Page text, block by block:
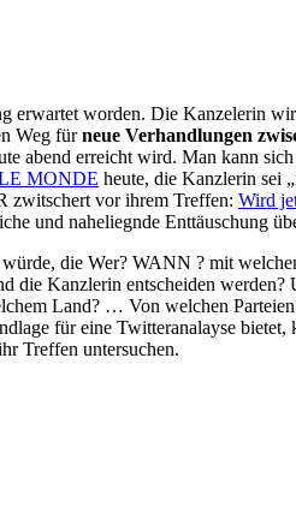
worden. Die Kanzelerin
Weg fürneue Verhandlungen
abend erreicht wird. Man kann
MONDE heute, die Kanzlerin sei
zwitschert vor ihrem Treffen: Wird
und naheliegnde Enttäuschung
die Wer? WANN ? mit
Kanzlerin entscheiden
Land? … Von welchen
für eine Twitteranalayse
Treffen untersuchen.